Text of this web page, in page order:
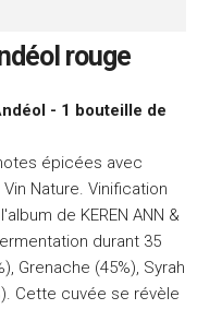
rouge
- 1 bouteille de
épicées avec
Nature. Vinification
de KEREN ANN &
durant 35
Grenache (45%), Syrah
Cette cuvée se révèle